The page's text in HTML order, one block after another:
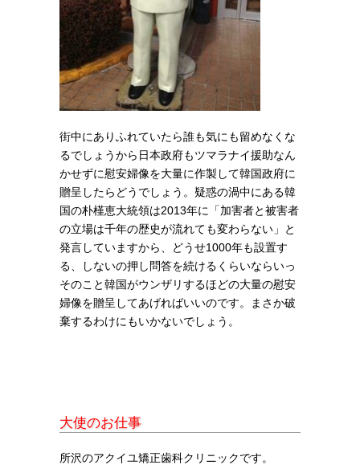
街中にありふれていたら誰も気にも留めなくな
るでしょうから日本政府もツマラナイ援助なん
かせずに慰安婦像を大量に作製して韓国政府に
贈呈したらどうでしょう。疑惑の渦中にある韓
国の朴槿恵大統領は2013年に「加害者と被害者
の立場は千年の歴史が流れても変わらない」と
発言していますから、どうせ1000年も設置す
る、しないの押し問答を続けるくらいならいっ
そのこと韓国がウンザリするほどの大量の慰安
婦像を贈呈してあげればいいのです。まさか破
棄するわけにもいかないでしょう。
大使のお仕事
所沢のアクイユ矯正歯科クリニックです。